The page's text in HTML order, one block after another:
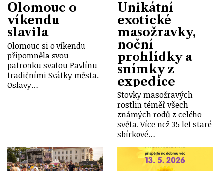
Olomouc o
víkendu
slavila
Olomouc si o víkendu
připomněla svou
patronku svatou Pavlínu
tradičními Svátky města.
Oslavy…
Unikátní
exotické
masožravky,
noční
prohlídky a
snímky z
expedice
Stovky masožravých
rostlin téměř všech
známých rodů z celého
světa. Více než 35 let staré
sbírkové…